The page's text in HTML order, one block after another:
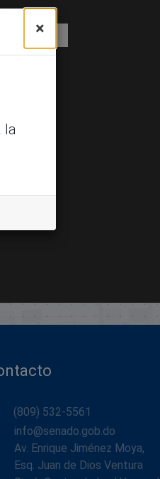
(809) 532-5561
info@senado.gob.do
Av. Enrique Jiménez Moya,
Esq. Juan de Dios Ventura
×
la